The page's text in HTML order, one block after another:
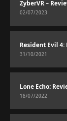
ZyberVR –
02/07/2023
Resident Evil 4:
31/10/2021
Lone Echo:
18/07/2022